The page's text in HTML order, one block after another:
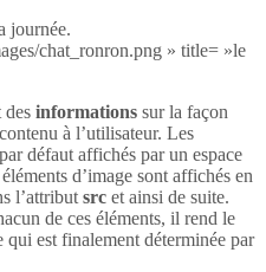
journée.
chat_ronron.png » title= »le
des informations sur la façon
à l’utilisateur. Les
défaut affichés par un espace
d’image sont affichés en
l’attribut src et ainsi de suite.
de ces éléments, il rend le
qui est finalement déterminée par